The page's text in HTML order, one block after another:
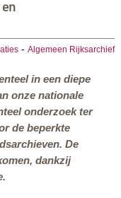
- Algemeen Rijksarchief
in een diepe
onze nationale
onderzoek ter
de beperkte
De
dankzij